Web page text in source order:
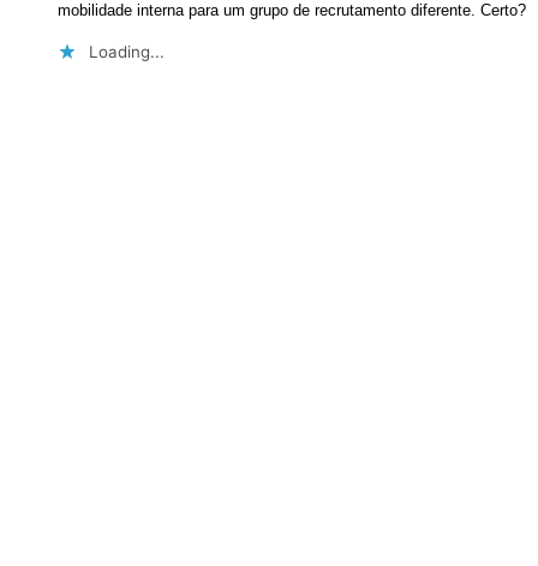
mobilidade interna para um grupo de recrutamento diferente. Certo?
Loading...